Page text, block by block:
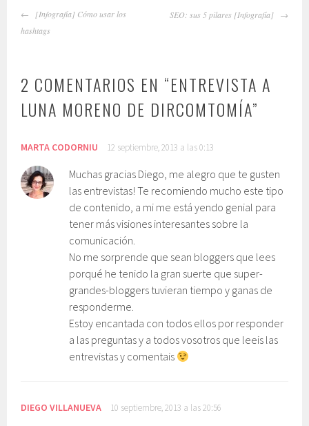
NAVEGADOR
DE
[Infografía] Cómo usar los
hashtags
SEO: sus 5 pilares [Infografía]
2 COMENTARIOS EN “ENTREVISTA A
LUNA MORENO DE DIRCOMTOMÍA”
MARTA CODORNIU 12 septiembre, 2013 a las 0:13
Muchas gracias Diego, me alegro que te gusten
las entrevistas! Te recomiendo mucho este tipo
de contenido, a mi me está yendo genial para
tener más visiones interesantes sobre la
comunicación.
No me sorprende que sean bloggers que lees
porqué he tenido la gran suerte que super-
grandes-bloggers tuvieran tiempo y ganas de
responderme.
Estoy encantada con todos ellos por responder
a las preguntas y a todos vosotros que leeis las
entrevistas y comentais
DIEGO VILLANUEVA 10 septiembre, 2013 a las 20:56